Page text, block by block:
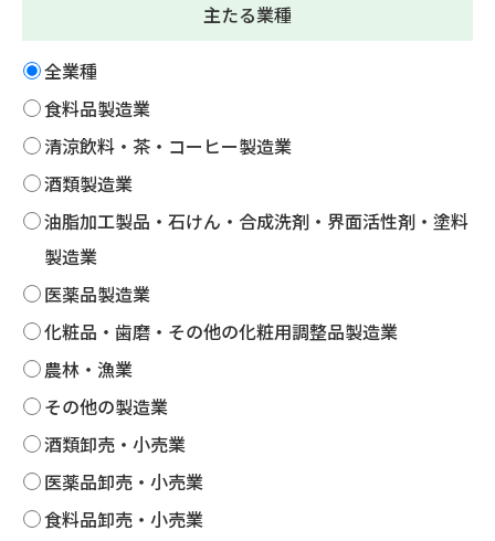
主たる業種
全業種
食料品製造業
清涼飲料・茶・コーヒー製造業
酒類製造業
油脂加工製品・石けん・合成洗剤・界面活性剤・塗料
製造業
医薬品製造業
化粧品・歯磨・その他の化粧用調整品製造業
農林・漁業
その他の製造業
酒類卸売・小売業
医薬品卸売・小売業
食料品卸売・小売業